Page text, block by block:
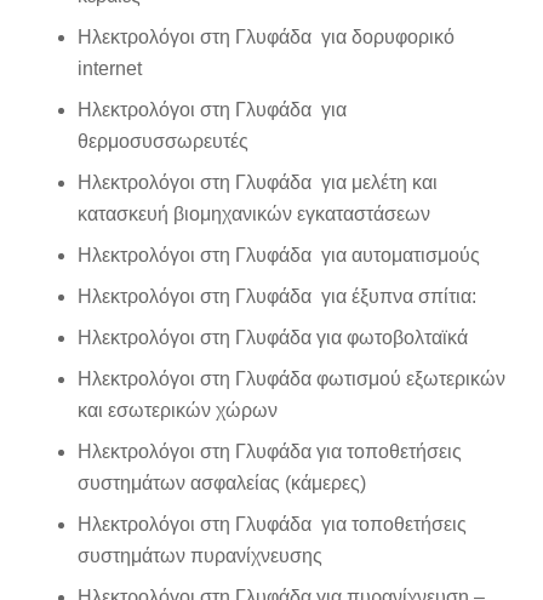
Ηλεκτρολόγοι στη Γλυφάδα για δορυφορικό
internet
Ηλεκτρολόγοι στη Γλυφάδα για
θερμοσυσσωρευτές
Ηλεκτρολόγοι στη Γλυφάδα για μελέτη και
κατασκευή βιομηχανικών εγκαταστάσεων
Ηλεκτρολόγοι στη Γλυφάδα για αυτοματισμούς
Ηλεκτρολόγοι στη Γλυφάδα για έξυπνα σπίτια:
Ηλεκτρολόγοι στη Γλυφάδα για φωτοβολταϊκά
Ηλεκτρολόγοι στη Γλυφάδα φωτισμού εξωτερικών
και εσωτερικών χώρων
Ηλεκτρολόγοι στη Γλυφάδα για τοποθετήσεις
συστημάτων ασφαλείας (κάμερες)
Ηλεκτρολόγοι στη Γλυφάδα για τοποθετήσεις
συστημάτων πυρανίχνευσης